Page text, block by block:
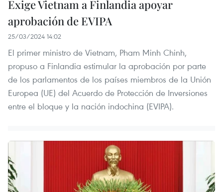
Exige Vietnam a Finlandia apoyar
aprobación de EVIPA
25/03/2024 14:02
El primer ministro de Vietnam, Pham Minh Chinh,
propuso a Finlandia estimular la aprobación por parte
de los parlamentos de los países miembros de la Unión
Europea (UE) del Acuerdo de Protección de Inversiones
entre el bloque y la nación indochina (EVIPA).